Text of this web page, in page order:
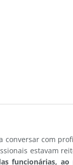
conversar com
estavam
funcionárias,